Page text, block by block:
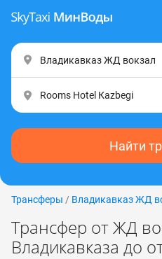
Найти
Трансферы / Владикавказ ЖД
Трансфер от ЖД
Владикавказа до